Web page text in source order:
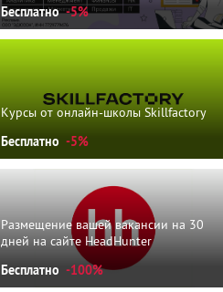
Бесплатно -5%
Курсы от онлайн-школы Skillfactory
Бесплатно -5%
Размещение вашей вакансии на 30
дней на сайте HeadHunter
Бесплатно -100%